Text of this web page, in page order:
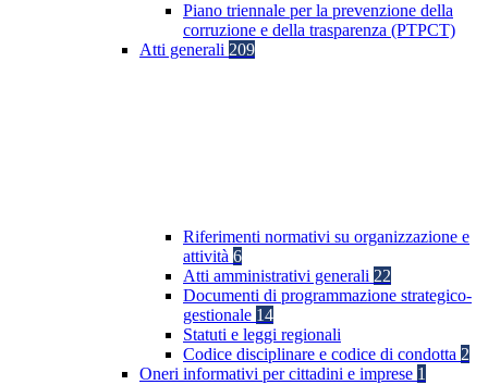
Piano triennale per la prevenzione della
corruzione e della trasparenza (PTPCT)
Atti generali 209
Riferimenti normativi su organizzazione e
attività 6
Atti amministrativi generali 22
Documenti di programmazione strategico-
gestionale 14
Statuti e leggi regionali
Codice disciplinare e codice di condotta 2
Oneri informativi per cittadini e imprese 1